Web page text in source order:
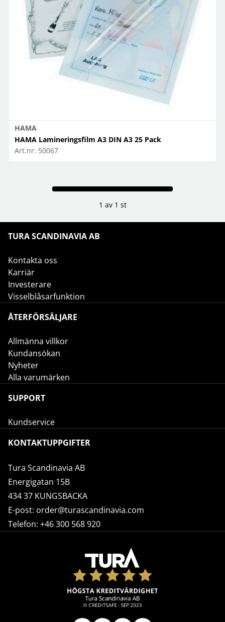
HAMA
HAMA Lamineringsfilm A3 DIN A3 25 Pack
Art.nr: 50067
1 av 1 st
TURA SCANDINAVIA AB
Kontakta oss
Karriär
Investerare
Visselblåsarfunktion
ÅTERFÖRSÄLJARE
Allmänna villkor
Kundansökan
Nyheter
Alla varumärken
SUPPORT
Kundservice
KONTAKTUPPGIFTER
Tura Scandinavia AB
Energigatan 15B
434 37 KUNGSBACKA
E-post: order@turascandinavia.com
Telefon: +46 300 568 920